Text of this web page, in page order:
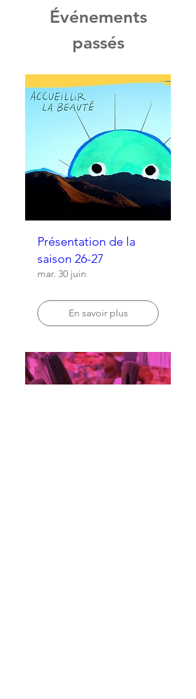
Événements
passés
Présentation de la
saison 26-27
mar. 30 juin
En savoir plus